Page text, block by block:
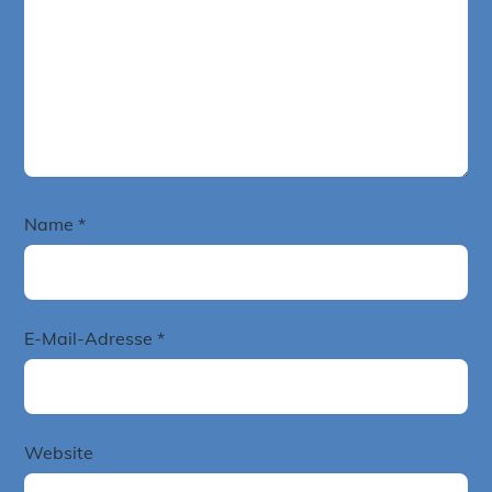
Name*
E-Mail-Adresse*
Website